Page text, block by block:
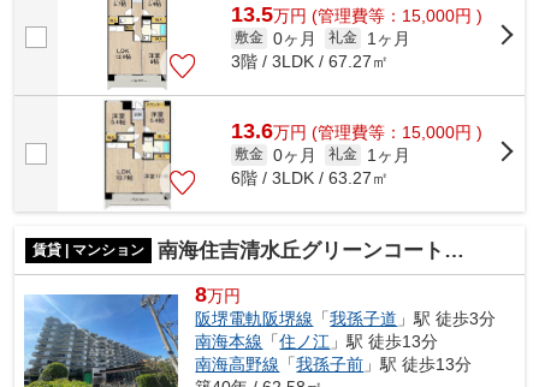
13.5万円 (管理費等：15,000円 )
敷金 0ヶ月 礼金
1ヶ月
3階 / 3LDK / 67.27㎡
13.6万円 (管理費等：15,000円 )
敷金 0ヶ月 礼金
1ヶ月
6階 / 3LDK / 63.27㎡
賃貸 | マンション 南海住吉清水丘グリーンコート 清水丘小学校区
8万円
阪堺電軌阪堺線 「我孫子道 」駅 徒歩3分
南海本線 「住ノ江 」駅 徒歩13分
南海高野線 「我孫子前 」駅 徒歩13分